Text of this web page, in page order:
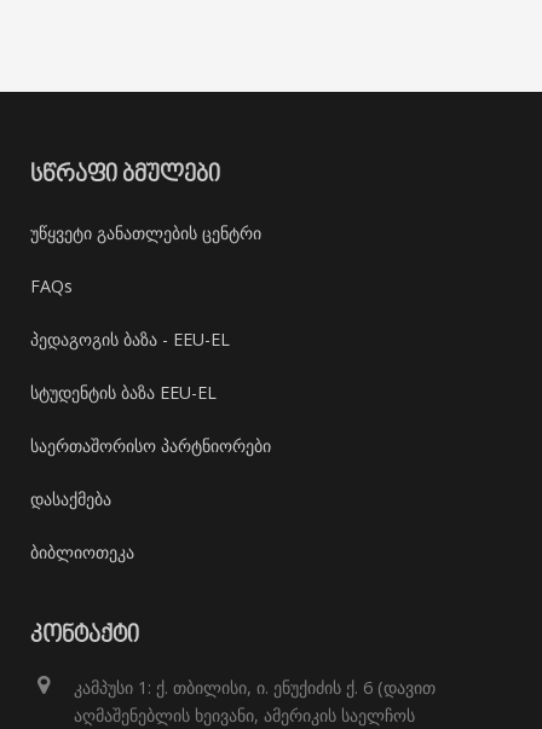
ᲡᲬᲠᲐᲤᲘ ᲑᲛᲣᲚᲔᲑᲘ
უწყვეტი განათლების ცენტრი
FAQs
პედაგოგის ბაზა - EEU-EL
სტუდენტის ბაზა EEU-EL
საერთაშორისო პარტნიორები
დასაქმება
ბიბლიოთეკა
ᲙᲝᲜᲢᲐᲥᲢᲘ
კამპუსი 1: ქ. თბილისი, ი. ენუქიძის ქ. 6 (დავით
აღმაშენებლის ხეივანი, ამერიკის საელჩოს